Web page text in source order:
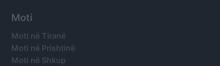
Moti
Moti në Tiranë
Moti në Prishtinë
Moti në Shkup